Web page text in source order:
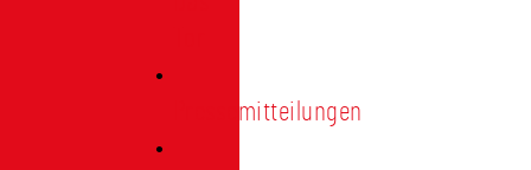
Pressemitteilungen